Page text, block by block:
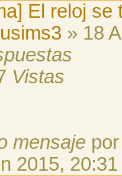
El reloj se
» 18
Vistas
mensaje
2015, 20:31